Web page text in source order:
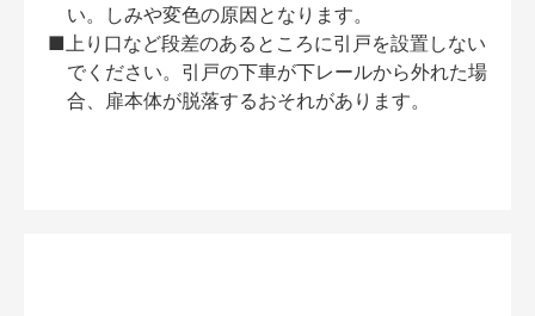
い。しみや変色の原因となります。
■上り口など段差のあるところに引戸を設置しない
でください。引戸の下車が下レールから外れた場
合、扉本体が脱落するおそれがあります。